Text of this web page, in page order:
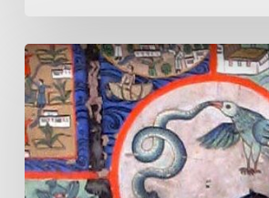
Pokretačka
sila